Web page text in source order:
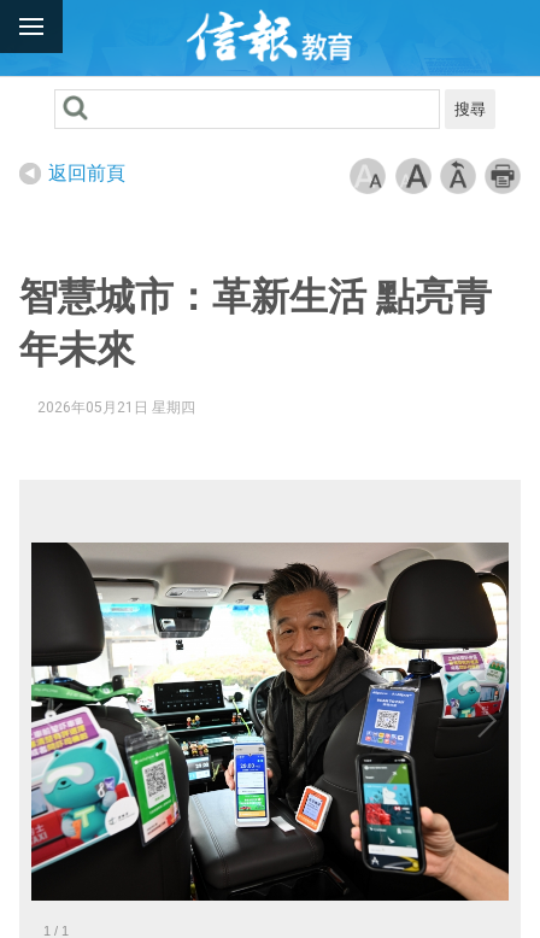
搜尋
返回前頁
智慧城市：革新生活 點亮青
年未來
2026年05月21日 星期四
1 / 1